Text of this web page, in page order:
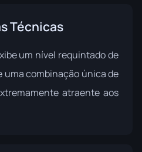
Técnicas
um nível requintado de
uma combinação única de
atraente aos